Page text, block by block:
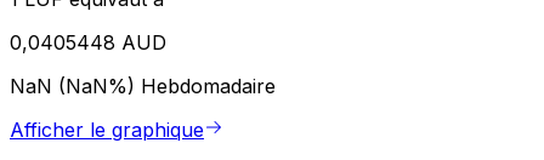
0,0405448 AUD
NaN (NaN%) Hebdomadaire
Afficher le graphique